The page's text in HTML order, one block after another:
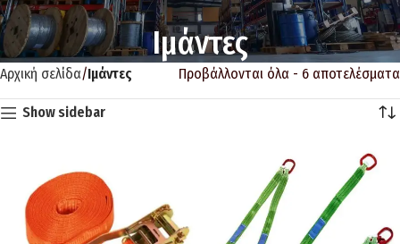
Ιμάντες
Αρχική σελίδα Ιμάντες Προβάλλονται όλα - 6 αποτελέσματα
Show sidebar